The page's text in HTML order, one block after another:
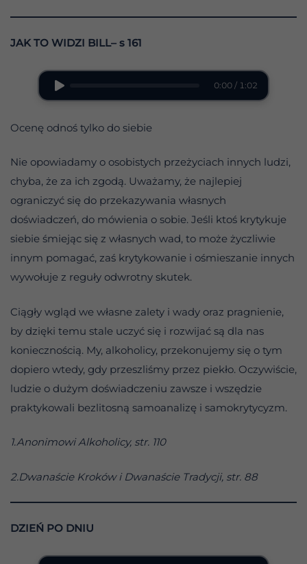
JAK TO WIDZI BILL– s 161
0:00 / 1:02
Ocenę odnoś tylko do siebie
Nie opowiadamy o osobistych przeżyciach innych ludzi,
chyba, że za ich zgodą. Uważamy, że najlepiej
ograniczyć się do przekazywania własnych
doświadczeń, do mówienia o sobie. Jeśli ktoś krytykuje
siebie śmiejąc się z własnych wad, to może życzliwie
innym pomagać, zaś krytykowanie i ośmieszanie innych
wywołuje z reguły odwrotny skutek.
Ciągły wgląd we własne zalety i wady oraz pragnienie,
by dzięki temu stale uczyć się i rozwijać są dla nas
koniecznością. My, alkoholicy, przekonujemy się o tym
dopiero wtedy, gdy przeszliśmy przez piekło. Oczywiście,
ludzie o dużym doświadczeniu zawsze i wszędzie
praktykowali bezlitosną samoanalizę i samokrytycyzm.
1.Anonimowi Alkoholicy, str. 110
2.Dwanaście Kroków i Dwanaście Tradycji, str. 88
DZIEŃ PO DNIU